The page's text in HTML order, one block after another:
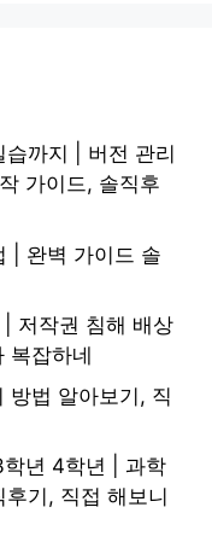
까지 | 버전 관리
가이드, 솔직후
| 완벽 가이드 솔
저작권 침해 배상
복잡하네
방법 알아보기, 직
년 4학년 | 과학
기, 직접 해보니